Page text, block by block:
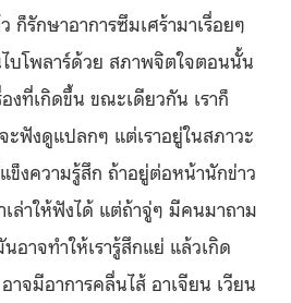
ก็รักษาอาการซึมเศร้ามาเรื่อยๆ
บโพลาร์ด้วย สภาพจิตใจตอนนั้น
งที่เกิดขึ้น ขณะเดียวกัน เราก็
ฟังดูแปลกๆ แต่เราอยู่ในสภาวะ
ข็งความรู้สึก ถ้าอยู่ต่อหน้านักข่าว
าเล่าให้ฟังได้ แต่ถ้าจู่ๆ มีคนมาถาม
อาจทำให้เรารู้สึกแย่ แล้วเกิด
าจมีอาการคลื่นไส้ อาเจียน เวียน